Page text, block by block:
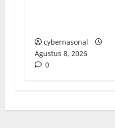
cybernasonal
Agustus 8, 2026
0